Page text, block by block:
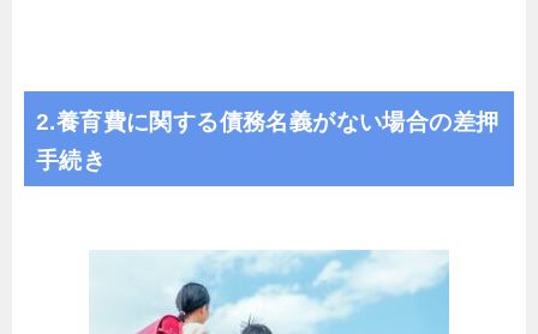
2.養育費に関する債務名義がない場合の差押
手続き